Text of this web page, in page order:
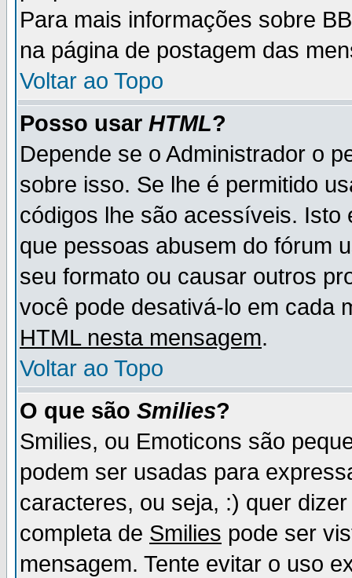
Para mais informações sobre
na página de postagem das
Voltar ao Topo
Posso usar HTML?
Depende se o Administrador o
sobre isso. Se lhe é permitido
códigos lhe são acessíveis.
que pessoas abusem do fórum
seu formato ou causar outros
você pode desativá-lo em cada
HTML nesta mensagem.
Voltar ao Topo
O que são Smilies?
Smilies, ou Emoticons são
podem ser usadas para
caracteres, ou seja, :) quer
completa de Smilies pode ser
mensagem. Tente evitar o uso